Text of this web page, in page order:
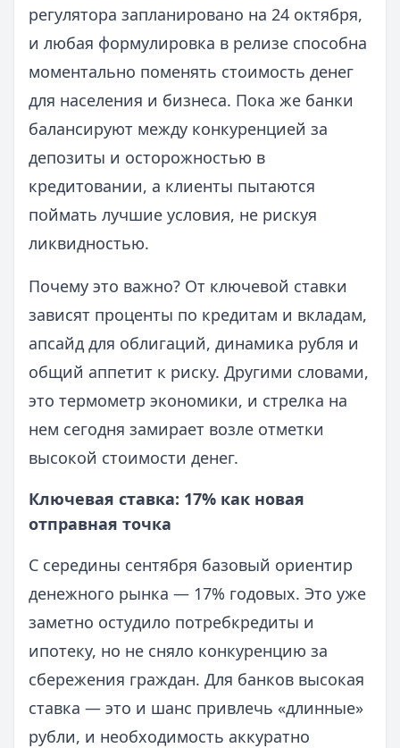
регулятора запланировано на 24 октября,
и любая формулировка в релизе способна
моментально поменять стоимость денег
для населения и бизнеса. Пока же банки
балансируют между конкуренцией за
депозиты и осторожностью в
кредитовании, а клиенты пытаются
поймать лучшие условия, не рискуя
ликвидностью.
Почему это важно? От ключевой ставки
зависят проценты по кредитам и вкладам,
апсайд для облигаций, динамика рубля и
общий аппетит к риску. Другими словами,
это термометр экономики, и стрелка на
нем сегодня замирает возле отметки
высокой стоимости денег.
Ключевая ставка: 17% как новая
отправная точка
С середины сентября базовый ориентир
денежного рынка — 17% годовых. Это уже
заметно остудило потребкредиты и
ипотеку, но не сняло конкуренцию за
сбережения граждан. Для банков высокая
ставка — это и шанс привлечь «длинные»
рубли, и необходимость аккуратно